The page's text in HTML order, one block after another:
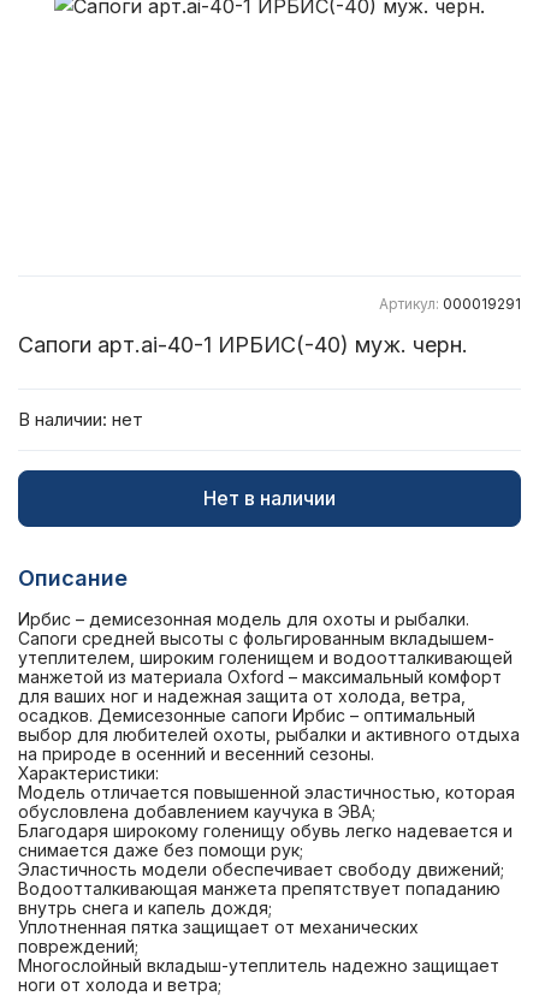
Артикул: 000019291
Сапоги арт.ai-40-1 ИРБИС(-40) муж. черн.
В наличии: нет
Нет в наличии
Описание
Ирбис – демисезонная модель для охоты и рыбалки.
Сапоги средней высоты с фольгированным вкладышем-
утеплителем, широким голенищем и водоотталкивающей
манжетой из материала Oxford – максимальный комфорт
для ваших ног и надежная защита от холода, ветра,
осадков. Демисезонные сапоги Ирбис – оптимальный
выбор для любителей охоты, рыбалки и активного отдыха
на природе в осенний и весенний сезоны.
Характеристики:
Модель отличается повышенной эластичностью, которая
обусловлена добавлением каучука в ЭВА;
Благодаря широкому голенищу обувь легко надевается и
снимается даже без помощи рук;
Эластичность модели обеспечивает свободу движений;
Водоотталкивающая манжета препятствует попаданию
внутрь снега и капель дождя;
Уплотненная пятка защищает от механических
повреждений;
Многослойный вкладыш-утеплитель надежно защищает
ноги от холода и ветра;